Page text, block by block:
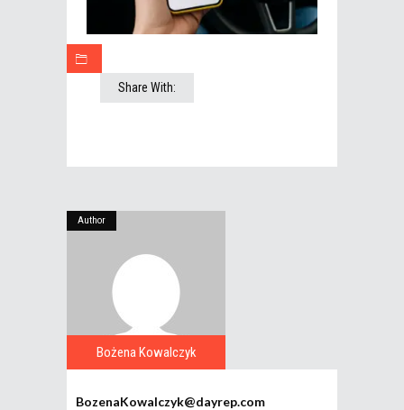
Share With:
Author
Bożena Kowalczyk
BozenaKowalczyk@dayrep.com